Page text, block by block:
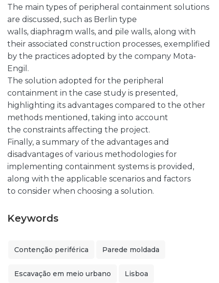
The main types of peripheral containment solutions
are discussed, such as Berlin type
walls, diaphragm walls, and pile walls, along with
their associated construction processes, exemplified
by the practices adopted by the company Mota-
Engil.
The solution adopted for the peripheral
containment in the case study is presented,
highlighting its advantages compared to the other
methods mentioned, taking into account
the constraints affecting the project.
Finally, a summary of the advantages and
disadvantages of various methodologies for
implementing containment systems is provided,
along with the applicable scenarios and factors
to consider when choosing a solution.
Keywords
Contenção periférica Parede moldada
Escavação em meio urbano Lisboa